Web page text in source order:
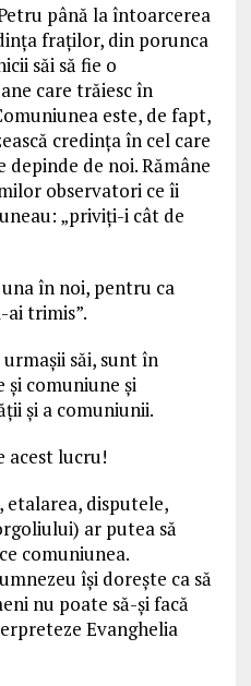
până la întoarcerea
fraţilor, din porunca
săi să fie o
care trăiesc în
este, de fapt,
credinţa în cel care
de noi. Rămâne
observatori ce îi
„priviți-i cât de
una în noi, pentru ca
ai trimis”.
săi, sunt în
comuniune și
și a comuniunii.
acest lucru!
etalarea, disputele,
ar putea să
comuniunea.
îşi doreşte ca să
nu poate să-şi facă
Evanghelia